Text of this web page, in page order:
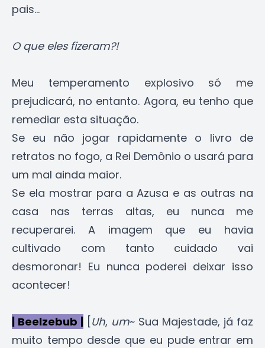
pais...
O que eles fizeram?!
Meu temperamento explosivo só me
prejudicará, no entanto. Agora, eu tenho que
remediar esta situação.
Se eu não jogar rapidamente o livro de
retratos no fogo, a Rei Demônio o usará para
um mal ainda maior.
Se ela mostrar para a Azusa e as outras na
casa nas terras altas, eu nunca me
recuperarei. A imagem que eu havia
cultivado com tanto cuidado vai
desmoronar! Eu nunca poderei deixar isso
acontecer!
| Beelzebub | [Uh, um~ Sua Majestade, já faz
muito tempo desde que eu pude entrar em